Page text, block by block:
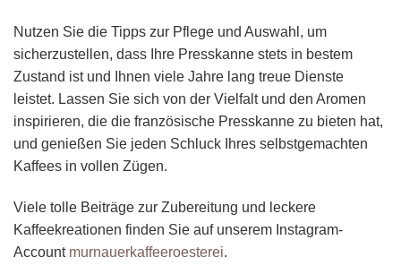
Nutzen Sie die Tipps zur Pflege und Auswahl, um
sicherzustellen, dass Ihre Presskanne stets in bestem
Zustand ist und Ihnen viele Jahre lang treue Dienste
leistet. Lassen Sie sich von der Vielfalt und den Aromen
inspirieren, die die französische Presskanne zu bieten hat,
und genießen Sie jeden Schluck Ihres selbstgemachten
Kaffees in vollen Zügen.
Viele tolle Beiträge zur Zubereitung und leckere
Kaffeekreationen finden Sie auf unserem Instagram-
Account murnauerkaffeeroesterei.